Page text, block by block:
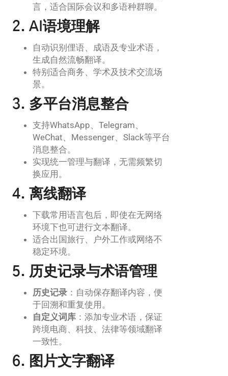
言，适合国际会议和多语种群聊。
2. AI语境理解
自动识别俚语、成语及专业术语，
生成自然流畅翻译。
特别适合商务、学术及技术交流场
景。
3. 多平台消息整合
支持WhatsApp、Telegram、
WeChat、Messenger、Slack等平台
消息整合。
实现统一管理与翻译，无需频繁切
换应用。
4. 离线翻译
下载常用语言包后，即使在无网络
环境下也可进行文本翻译。
适合出国旅行、户外工作或网络不
稳定环境。
5. 历史记录与术语管理
历史记录 ：自动保存翻译内容，便
于回溯和重复使用。
自定义词库 ：添加专业术语，保证
跨境电商、科技、法律等领域翻译
一致性。
6. 图片文字翻译